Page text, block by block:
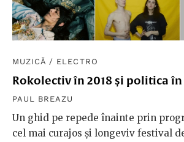
MUZICĂ / ELECTRO
Rokolectiv în 2018 și politica
PAUL BREAZU
Un ghid pe repede înainte prin
cel mai curajos și longeviv festival